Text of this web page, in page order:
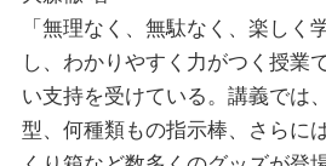
「無理なく、無駄なく、楽しく
し、わかりやすく力がつく授業
い支持を受けている。講義では
型、何種類もの指示棒、さらに